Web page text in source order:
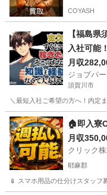
COYASH
【福島県
入社可能
加工検査
月収
ジョブパ
須賀川市
＼最短入社ご希望の方へ！内定
福島 須賀川市 工場
🏠即入寮
月収
クリック
耶麻郡
📱 スマホ用品の仕分けスタ